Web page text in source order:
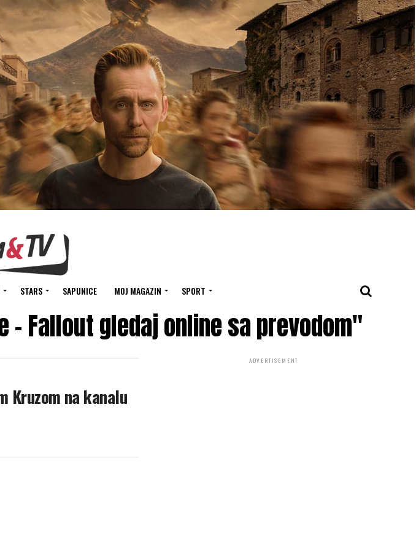
STARS SAPUNICE MOJ MAGAZIN SPORT
Fallout gledaj online sa prevodom"
Kruzom na kanalu
ADVERTISEMENT